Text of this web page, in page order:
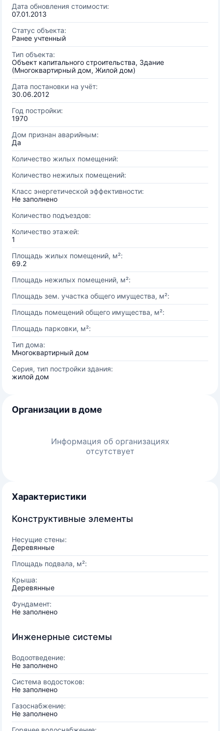
Дата обновления стоимости:
07.01.2013
Статус объекта:
Ранее учтенный
Тип объекта:
Объект капитального строительства, Здание
(Многоквартирный дом, Жилой дом)
Дата постановки на учёт:
30.06.2012
Год постройки:
1970
Дом признан аварийным:
Да
Количество жилых помещений:
Количество нежилых помещений:
Класс энергетической эффективности:
Не заполнено
Количество подъездов:
Количество этажей:
1
Площадь жилых помещений, м²:
69.2
Площадь нежилых помещений, м²:
Площадь зем. участка общего имущества, м²:
Площадь помещений общего имущества, м²:
Площадь парковки, м²:
Тип дома:
Многоквартирный дом
Серия, тип постройки здания:
жилой дом
Организации в доме
Информация об организациях
отсутствует
Характеристики
Конструктивные элементы
Несущие стены:
Деревянные
Площадь подвала, м²:
Крыша:
Деревянные
Фундамент:
Не заполнено
Инженерные системы
Водоотведение:
Не заполнено
Система водостоков:
Не заполнено
Газоснабжение:
Не заполнено